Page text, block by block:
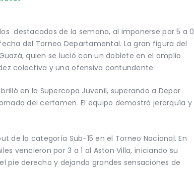
destacados de la semana, al imponerse por 5 a 0
del Torneo Departamental. La gran figura del
quien se lució con un doblete en el amplio
colectiva y una ofensiva contundente.
en la Supercopa Juvenil, superando a Depor
del certamen. El equipo demostró jerarquía y
de la categoría Sub-15 en el Torneo Nacional. En
vencieron por 3 a 1 al Aston Villa, iniciando su
pie derecho y dejando grandes sensaciones de